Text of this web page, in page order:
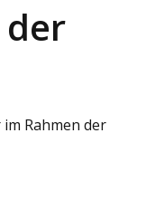
Rahmen der